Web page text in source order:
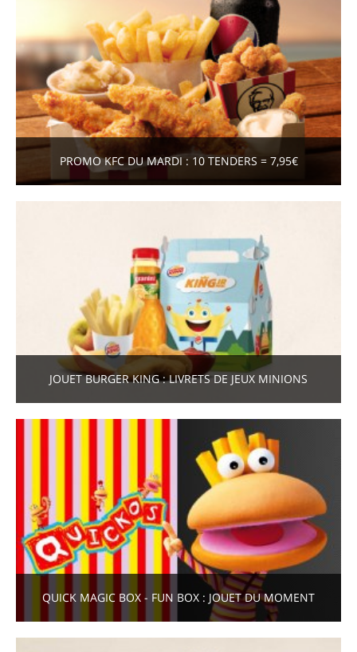
PROMO KFC DU MARDI : 10 TENDERS = 7,95€
JOUET BURGER KING : LIVRETS DE JEUX MINIONS
QUICK MAGIC BOX - FUN BOX : JOUET DU MOMENT